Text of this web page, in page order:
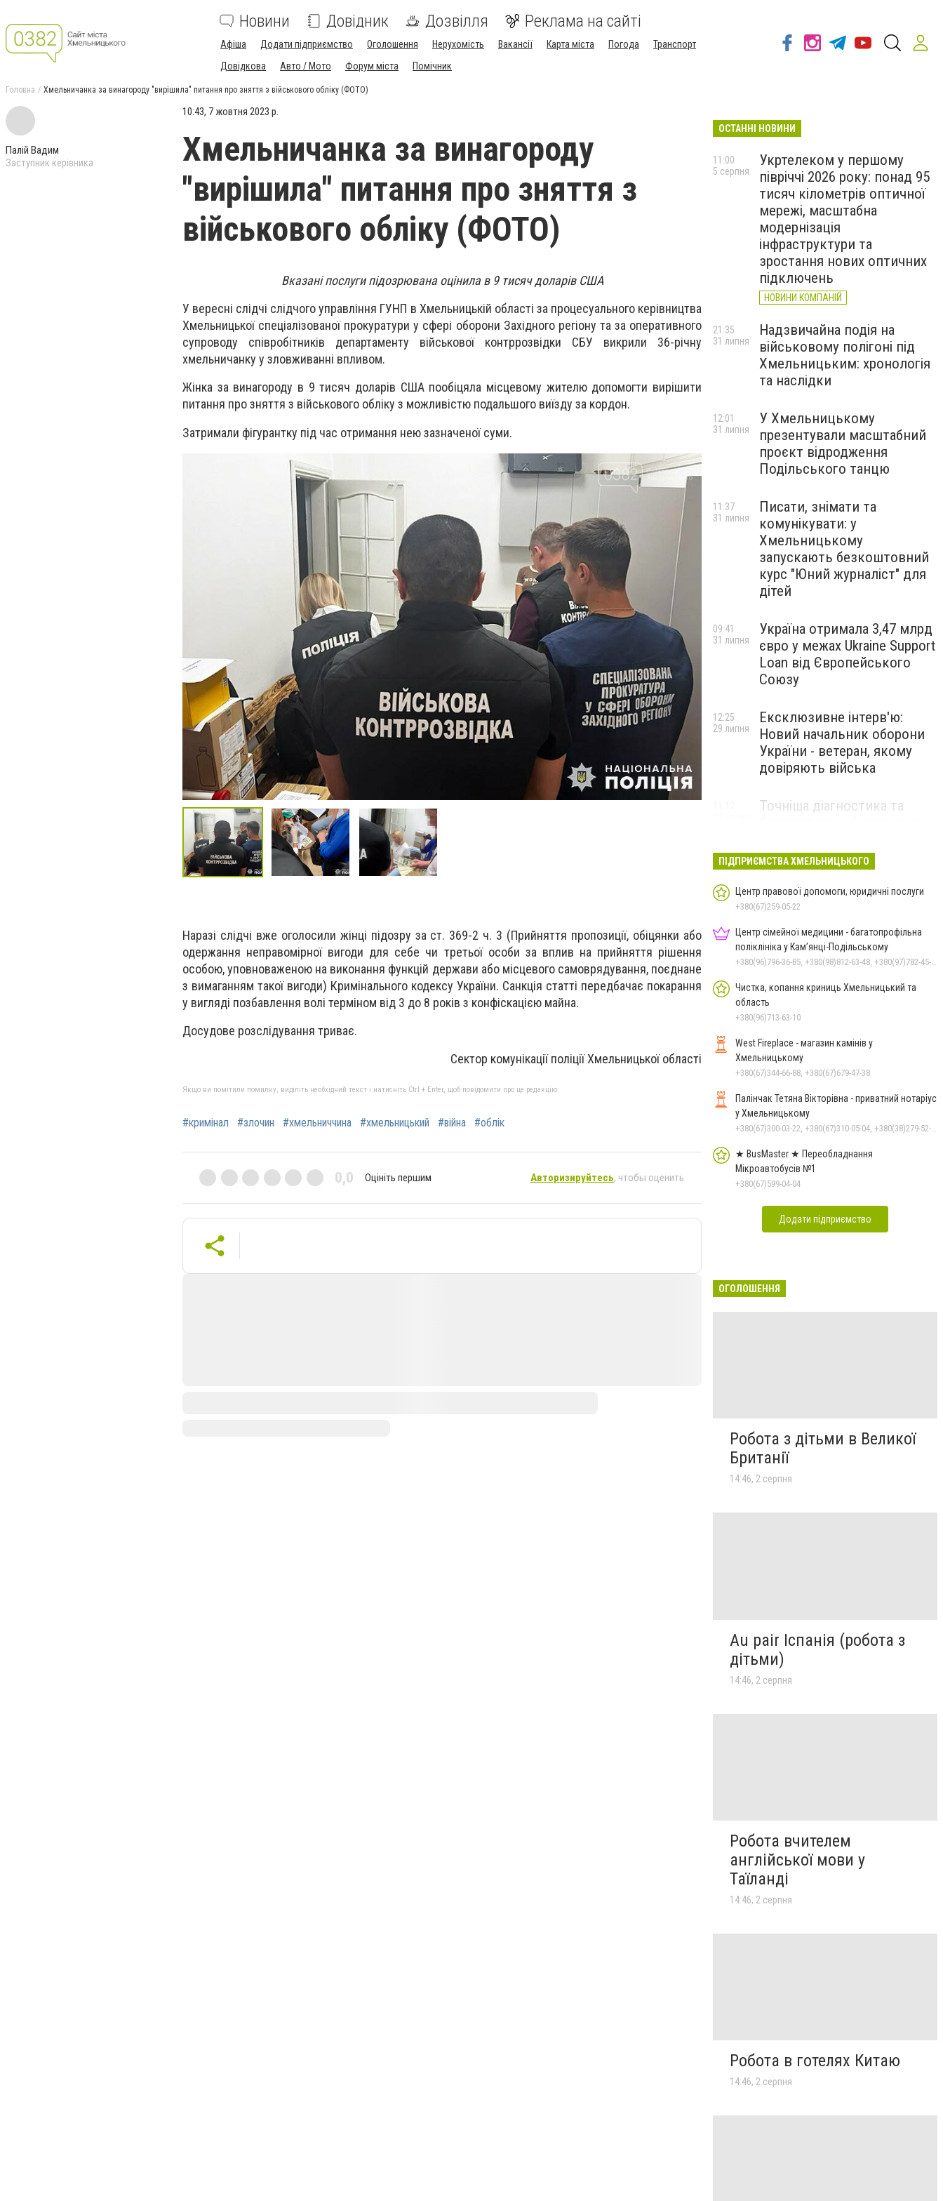
Новини Довідник Дозвілля Реклама на сайті
Афіша Додати підприємство Оголошення Нерухомість Вакансії Карта міста Погода
Транспорт
Довідкова
Авто / Мото Форум міста Помічник
Головна Хмельничанка за винагороду "вирішила" питання про зняття з військового обліку (ФОТО)
Палій Вадим
Заступник керівника
10:43, 7 жовтня 2023 р.
Хмельничанка за винагороду
"вирішила" питання про зняття з
військового обліку (ФОТО)
Вказані послуги підозрювана оцінила в 9 тисяч доларів США
У вересні слідчі слідчого управління ГУНП в Хмельницькій області за процесуального керівництва
Хмельницької спеціалізованої прокуратури у сфері оборони Західного регіону та за оперативного
супроводу співробітників департаменту військової контррозвідки СБУ викрили 36-річну
хмельничанку у зловживанні впливом.
Жінка за винагороду в 9 тисяч доларів США пообіцяла місцевому жителю допомогти вирішити
питання про зняття з військового обліку з можливістю подальшого виїзду за кордон.
Затримали фігурантку під час отримання нею зазначеної суми.
Наразі слідчі вже оголосили жінці підозру за ст. 369-2 ч. 3 (Прийняття пропозиції, обіцянки або
одержання неправомірної вигоди для себе чи третьої особи за вплив на прийняття рішення
особою, уповноваженою на виконання функцій держави або місцевого самоврядування, поєднане
з вимаганням такої вигоди) Кримінального кодексу України. Санкція статті передбачає покарання
у вигляді позбавлення волі терміном від 3 до 8 років з конфіскацією майна.
Досудове розслідування триває.
Сектор комунікації поліції Хмельницької області
Якщо ви помітили помилку, виділіть необхідний текст і натисніть Ctrl + Enter, щоб повідомити про це редакцію
#кримінал #злочин #хмельниччина #хмельницький #війна #облік
0,0 Оцініть першим Авторизируйтесь, чтобы оценить
ОСТАННІ НОВИНИ
Укртелеком у першому
півріччі 2026 року: понад 95
тисяч кілометрів оптичної
мережі, масштабна
модернізація
інфраструктури та
зростання нових оптичних
підключень
НОВИНИ КОМПАНІЙ
11:00
5 серпня
Надзвичайна подія на
військовому полігоні під
Хмельницьким: хронологія
та наслідки
21:35
31 липня
У Хмельницькому
презентували масштабний
проєкт відродження
Подільського танцю
12:01
31 липня
Писати, знімати та
комунікувати: у
Хмельницькому
запускають безкоштовний
курс "Юний журналіст" для
дітей
11:37
31 липня
Україна отримала 3,47 млрд
євро у межах Ukraine Support
Loan від Європейського
Союзу
09:41
31 липня
Ексклюзивне інтерв'ю:
Новий начальник оборони
України - ветеран, якому
довіряють війська
12:25
29 липня
Точніша діагностика та
протипухлинному центрі
запрацював новий
томограф
Паперовий флот замість
Чорноморського: як реальні
втрати Росії перетворилися
23:42
27 липня
ПІДПРИЄМСТВА ХМЕЛЬНИЦЬКОГО
Центр правової допомоги, юридичні послуги
+380(67)259-05-22
Центр сімейної медицини - багатопрофільна
поліклініка у Кам’янці-Подільському
+380(96)796-36-85, +380(98)812-63-48, +380(97)782-45-70
Чистка, копання криниць Хмельницький та
область
+380(96)713-63-10
West Fireplace - магазин камінів у
Хмельницькому
+380(67)344-66-88, +380(67)679-47-38
Палінчак Тетяна Вікторівна - приватний нотаріус
у Хмельницькому
+380(67)300-03-22, +380(67)310-05-04, +380(38)279-52-33
★ BusMaster ★ Переобладнання
Мікроавтобусів №1
+380(67)599-04-04
Додати підприємство
ОГОЛОШЕННЯ
Робота з дітьми в Великої
Британії
14:46, 2 серпня
Au pair Іспанія (робота з
дітьми)
14:46, 2 серпня
Робота вчителем
англійської мови у
Таїланді
14:46, 2 серпня
Робота в готелях Китаю
14:46, 2 серпня